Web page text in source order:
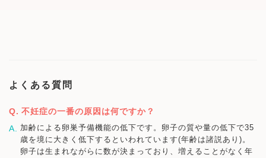
よくある質問
不妊症の一番の原因は何ですか？
加齢による卵巣予備機能の低下です。卵子の質や量の低下で35
歳を境に大きく低下するといわれています(年齢は諸説あり)。
卵子は生まれながらに数が決まっており、増えることがなく年